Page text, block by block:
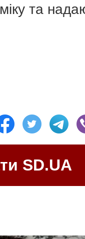
та
SD.UA